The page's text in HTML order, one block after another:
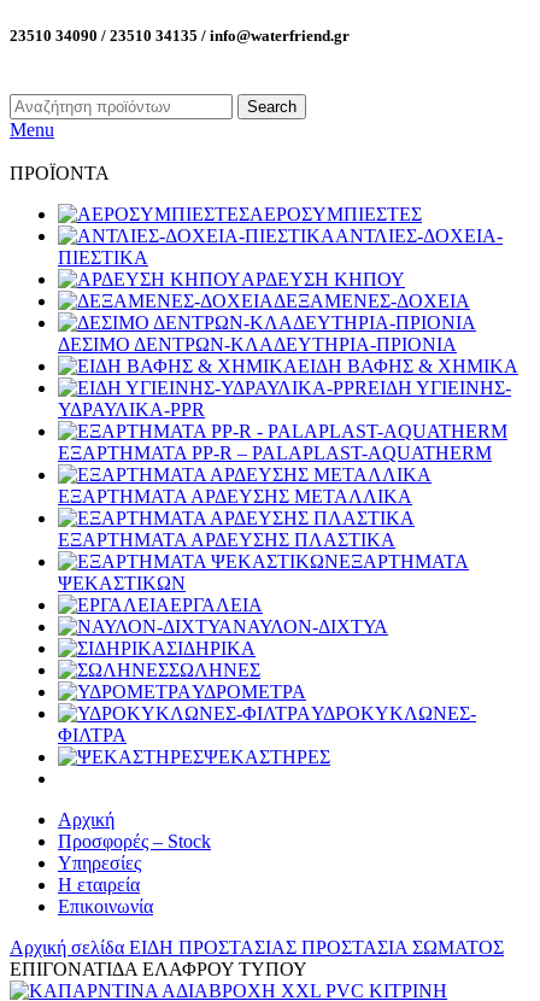
23510 34090 / 23510 34135 / info@waterfriend.gr
Search
Menu
ΠΡΟΪΟΝΤΑ
ΑΕΡΟΣΥΜΠΙΕΣΤΕΣ
ΑΝΤΛΙΕΣ-ΔΟΧΕΙΑ-
ΠΙΕΣΤΙΚΑ
ΑΡΔΕΥΣΗ ΚΗΠΟΥ
ΔΕΞΑΜΕΝΕΣ-ΔΟΧΕΙΑ
ΔΕΣΙΜΟ ΔΕΝΤΡΩΝ-ΚΛΑΔΕΥΤΗΡΙΑ-ΠΡΙΟΝΙΑ
ΕΙΔΗ ΒΑΦΗΣ & ΧΗΜΙΚΑ
ΕΙΔΗ ΥΓΙΕΙΝΗΣ-
ΥΔΡΑΥΛΙΚΑ-PPR
ΕΞΑΡΤΗΜΑΤΑ PP-R – PALAPLAST-AQUATHERM
ΕΞΑΡΤΗΜΑΤΑ ΑΡΔΕΥΣΗΣ ΜΕΤΑΛΛΙΚΑ
ΕΞΑΡΤΗΜΑΤΑ ΑΡΔΕΥΣΗΣ ΠΛΑΣΤΙΚΑ
ΕΞΑΡΤΗΜΑΤΑ
ΨΕΚΑΣΤΙΚΩΝ
ΕΡΓΑΛΕΙΑ
ΝΑΥΛΟΝ-ΔΙΧΤΥΑ
ΣΙΔΗΡΙΚΑ
ΣΩΛΗΝΕΣ
ΥΔΡΟΜΕΤΡΑ
ΥΔΡΟΚΥΚΛΩΝΕΣ-
ΦΙΛΤΡΑ
ΨΕΚΑΣΤΗΡΕΣ
Αρχική
Προσφορές – Stock
Υπηρεσίες
Η εταιρεία
Επικοινωνία
Αρχική σελίδα ΕΙΔΗ ΠΡΟΣΤΑΣΙΑΣ ΠΡΟΣΤΑΣΙΑ ΣΩΜΑΤΟΣ
ΕΠΙΓΟΝΑΤΙΔΑ ΕΛΑΦΡΟΥ ΤΥΠΟΥ